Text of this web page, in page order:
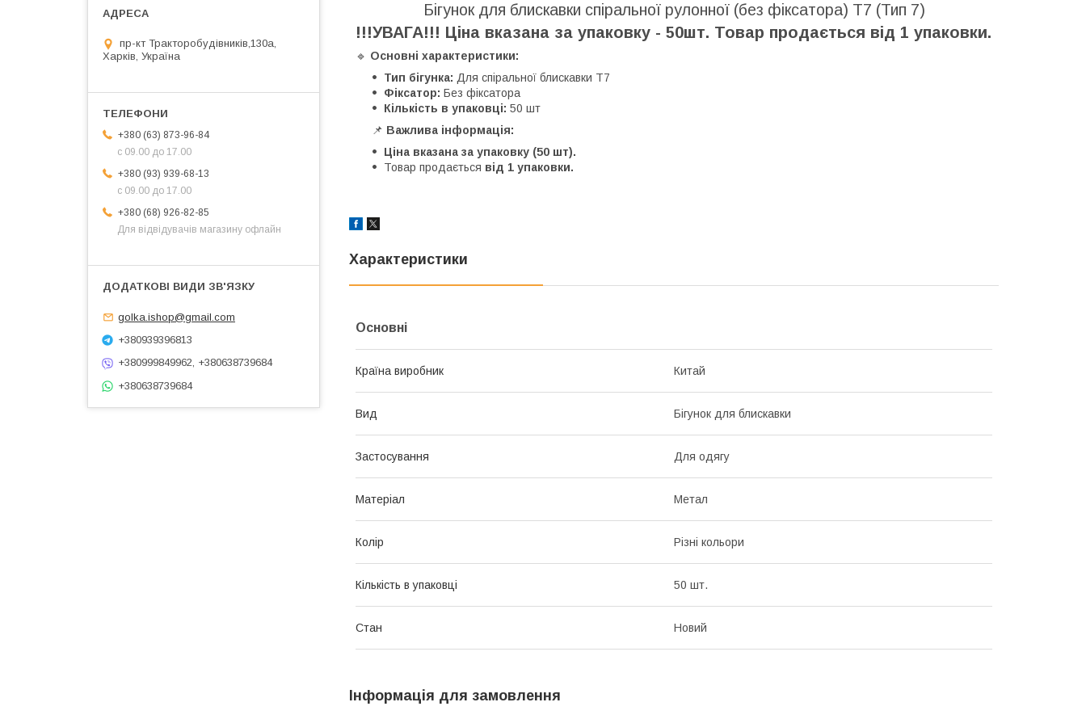
Бігунок для блискавки спіральної рулонної (без фіксатора) Т7 (Тип 7)
!!!УВАГА!!! Ціна вказана за упаковку - 50шт. Товар продається від 1 упаковки.
🔹 Основні характеристики:
Тип бігунка: Для спіральної блискавки Т7
Фіксатор: Без фіксатора
Кількість в упаковці: 50 шт
📌 Важлива інформація:
Ціна вказана за упаковку (50 шт).
Товар продається від 1 упаковки.
Характеристики
Основні
Країна виробник Китай
Вид Бігунок для блискавки
Застосування Для одягу
Матеріал Метал
Колір Різні кольори
Кількість в упаковці 50 шт.
Стан Новий
Інформація для замовлення
пр-кт Тракторобудівників,130а,
Харків, Україна
+380 (63) 873-96-84
с 09.00 до 17.00
+380 (93) 939-68-13
с 09.00 до 17.00
+380 (68) 926-82-85
Для відвідувачів магазину офлайн
golka.ishop@gmail.com
+380939396813
+380999849962, +380638739684
+380638739684